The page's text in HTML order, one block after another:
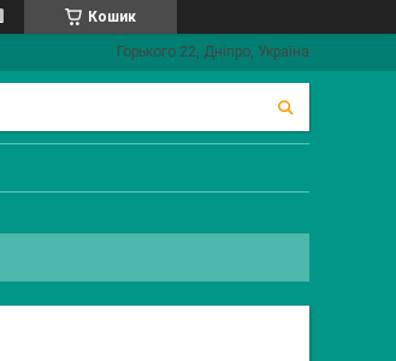
Кошик
Горького 22, Дніпро, Україна